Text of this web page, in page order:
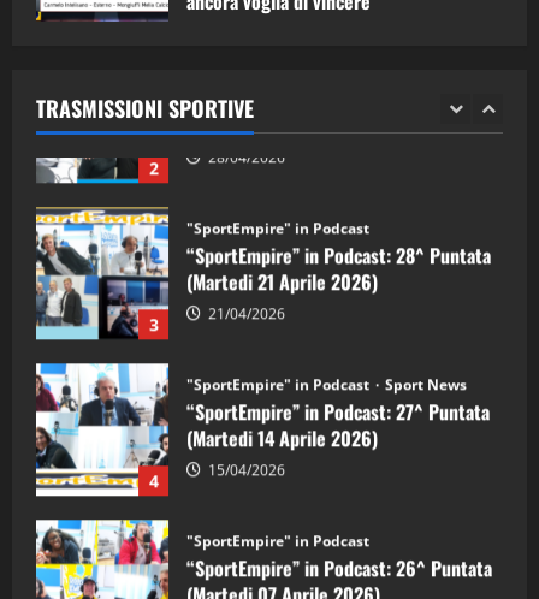
TRASMISSIONI SPORTIVE
2 28/04/2026
3
(Martedi 21 Aprile 2026)
21/04/2026
4
(Martedi 14 Aprile 2026)
15/04/2026
5
(Martedi 07 Aprile 2026)
08/04/2026